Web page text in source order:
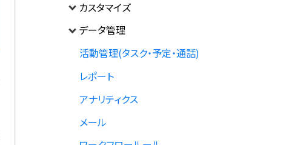
カスタマイズ
データ管理
活動管理(タスク・予定・通話)
レポート
アナリティクス
メール